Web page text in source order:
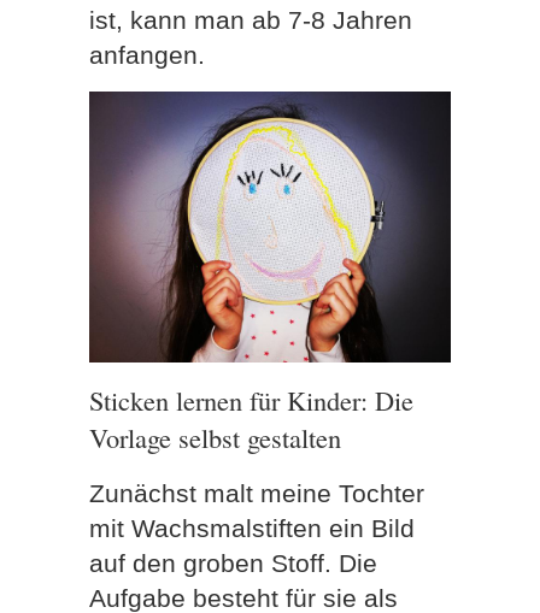
ist, kann man ab 7-8 Jahren
anfangen.
Sticken lernen für Kinder: Die
Vorlage selbst gestalten
Zunächst malt meine Tochter
mit Wachsmalstiften ein Bild
auf den groben Stoff. Die
Aufgabe besteht für sie als